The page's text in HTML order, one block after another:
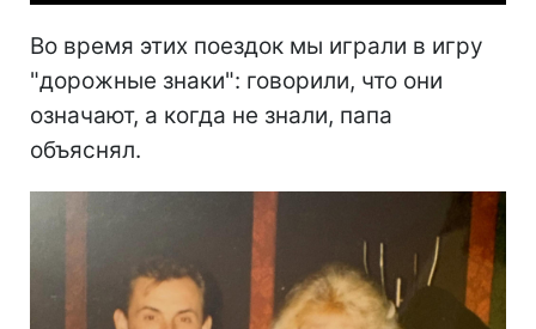
Во время этих поездок мы играли в игру
"дорожные знаки": говорили, что они
означают, а когда не знали, папа
объяснял.